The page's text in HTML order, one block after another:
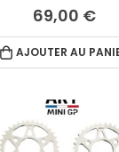
69,00 €
AJOUTER AU